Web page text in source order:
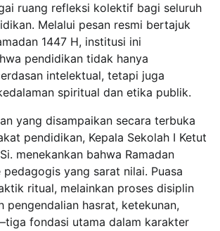
ruang refleksi kolektif bagi seluruh
Melalui pesan resmi bertajuk
1447 H, institusi ini
pendidikan tidak hanya
intelektual, tetapi juga
spiritual dan etika publik.
yang disampaikan secara terbuka
pendidikan, Kepala Sekolah I Ketut
menekankan bahwa Ramadan
pedagogis yang sarat nilai. Puasa
ritual, melainkan proses disiplin
pengendalian hasrat, ketekunan,
fondasi utama dalam karakter